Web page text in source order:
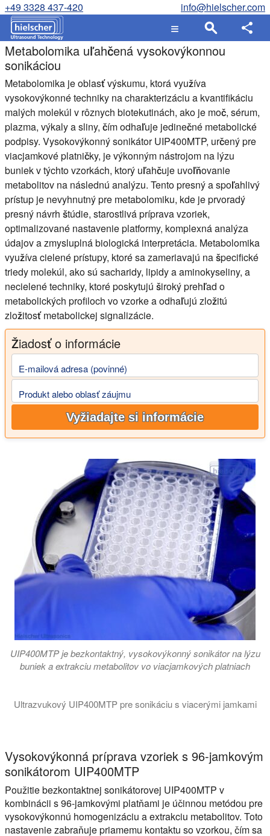
+49 3328 437-420 info@hielscher.com
Metabolomika uľahčená vysokovýkonnou
sonikáciou
Metabolomika je oblasť výskumu, ktorá využíva
vysokovýkonné techniky na charakterizáciu a kvantifikáciu
malých molekúl v rôznych biotekutinách, ako je moč, sérum,
plazma, výkaly a sliny, čím odhaľuje jedinečné metabolické
podpisy. Vysokovýkonný sonikátor UIP400MTP, určený pre
viacjamkové platničky, je výkonným nástrojom na lýzu
buniek v týchto vzorkách, ktorý uľahčuje uvoľňovanie
metabolitov na následnú analýzu. Tento presný a spoľahlivý
prístup je nevyhnutný pre metabolomiku, kde je prvoradý
presný návrh štúdie, starostlivá príprava vzoriek,
optimalizované nastavenie platformy, komplexná analýza
údajov a zmysluplná biologická interpretácia. Metabolomika
využíva cielené prístupy, ktoré sa zameriavajú na špecifické
triedy molekúl, ako sú sacharidy, lipidy a aminokyseliny, a
necielené techniky, ktoré poskytujú široký prehľad o
metabolických profiloch vo vzorke a odhaľujú zložitú
zložitosť metabolickej signalizácie.
Žiadosť o informácie
E-mailová adresa (povinné)
Produkt alebo oblasť záujmu
Vyžiadajte si informácie
UIP400MTP je bezkontaktný, vysokovýkonný sonikátor na lýzu
buniek a extrakciu metabolitov vo viacjamkových platniach
Ultrazvukový UIP400MTP pre sonikáciu s viacerými jamkami
Vysokovýkonná príprava vzoriek s 96-jamkovým
sonikátorom UIP400MTP
Použitie bezkontaktnej sonikátorovej UIP400MTP v
kombinácii s 96-jamkovými platňami je účinnou metódou pre
vysokovýkonnú homogenizáciu a extrakciu metabolitov. Toto
nastavenie zabraňuje priamemu kontaktu so vzorkou, čím sa